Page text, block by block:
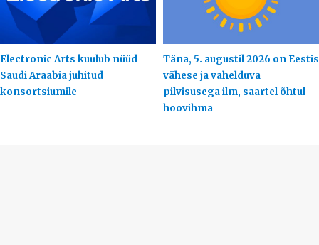
Electronic Arts kuulub nüüd
Saudi Araabia juhitud
konsortsiumile
Täna, 5. augustil 2026 on Eestis
vähese ja vahelduva
pilvisusega ilm, saartel õhtul
hoovihma